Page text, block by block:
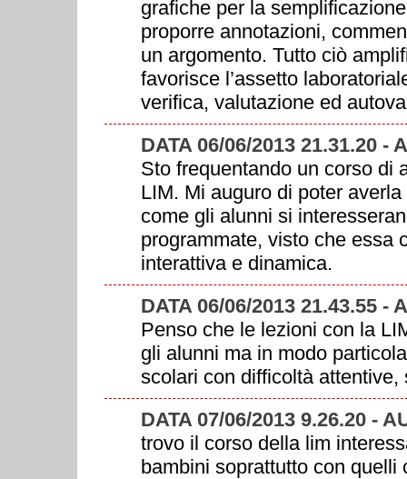
grafiche per la
proporre annotazioni,
un argomento. Tutto ciò
favorisce l’assetto
verifica, valutazione ed
DATA 06/06/2013 21.31.20 -
Sto frequentando un corso di
LIM. Mi auguro di poter
come gli alunni si
programmate, visto che essa
interattiva e dinamica.
DATA 06/06/2013 21.43.55 -
Penso che le lezioni con la
gli alunni ma in modo
scolari con difficoltà
DATA 07/06/2013 9.26.20 -
trovo il corso della lim
bambini soprattutto con